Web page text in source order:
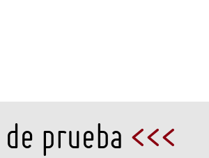
prueba <<<